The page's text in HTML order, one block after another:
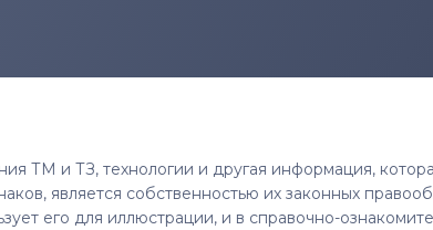
ТМ и ТЗ, технологии и другая информация,
является собственностью их законных
его для иллюстрации, и в справочно-